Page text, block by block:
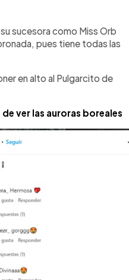
sucesora como Miss Orb
pues tiene todas las
en alto al Pulgarcito de
ver las auroras boreales